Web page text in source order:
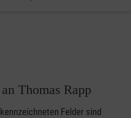
Thomas Rapp
Felder sind